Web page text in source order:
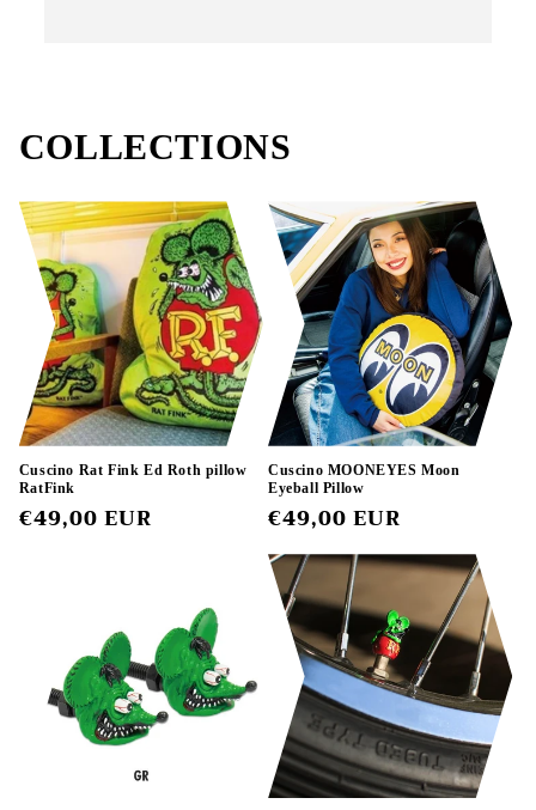
COLLECTIONS
Cuscino Rat Fink Ed Roth pillow
RatFink
Regular
€49,00 EUR
Cuscino MOONEYES Moon
Eyeball Pillow
Regular
price
€49,00 EUR